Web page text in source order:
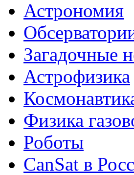
Астрономия
Загадочные
Астрофизика
Физика
Роботы
CanSat в